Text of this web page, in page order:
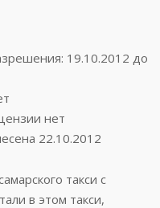
19.10.2012 до
нет
22.10.2012
такси с
в этом такси,